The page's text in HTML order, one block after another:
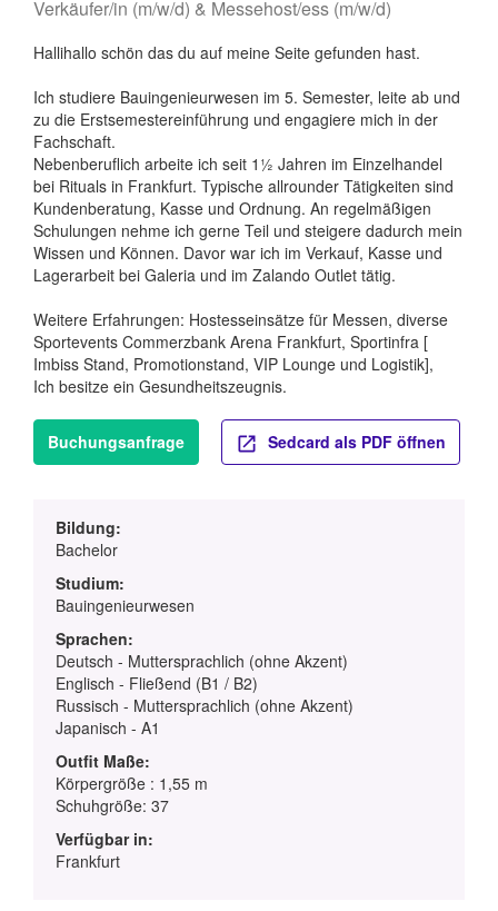
Verkäufer/in (m/w/d) & Messehost/ess (m/w/d)
Hallihallo schön das du auf meine Seite gefunden hast.
Ich studiere Bauingenieurwesen im 5. Semester, leite ab und
zu die Erstsemestereinführung und engagiere mich in der
Fachschaft.
Nebenberuflich arbeite ich seit 1½ Jahren im Einzelhandel
bei Rituals in Frankfurt. Typische allrounder Tätigkeiten sind
Kundenberatung, Kasse und Ordnung. An regelmäßigen
Schulungen nehme ich gerne Teil und steigere dadurch mein
Wissen und Können. Davor war ich im Verkauf, Kasse und
Lagerarbeit bei Galeria und im Zalando Outlet tätig.
Weitere Erfahrungen: Hostesseinsätze für Messen, diverse
Sportevents Commerzbank Arena Frankfurt, Sportinfra [
Imbiss Stand, Promotionstand, VIP Lounge und Logistik],
Ich besitze ein Gesundheitszeugnis.
Buchungsanfrage Sedcard als PDF öffnen
Bildung:
Bachelor
Studium:
Bauingenieurwesen
Sprachen:
Deutsch - Muttersprachlich (ohne Akzent)
Englisch - Fließend (B1 / B2)
Russisch - Muttersprachlich (ohne Akzent)
Japanisch - A1
Outfit Maße:
Körpergröße : 1,55 m
Schuhgröße: 37
Verfügbar in:
Frankfurt